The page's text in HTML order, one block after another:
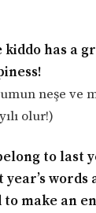
has a
neşe ve
olur!)
to last
words
make an